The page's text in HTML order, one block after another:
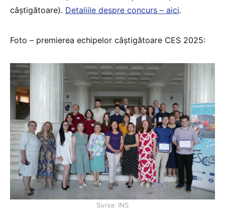
câștigătoare). Detaliile despre concurs – aici.
Foto – premierea echipelor câștigătoare CES 2025:
Sursa: INS